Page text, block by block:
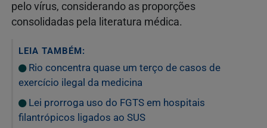
pelo vírus, considerando as proporções
consolidadas pela literatura médica.
LEIA TAMBÉM:
Rio concentra quase um terço de casos de
exercício ilegal da medicina
Lei prorroga uso do FGTS em hospitais
filantrópicos ligados ao SUS